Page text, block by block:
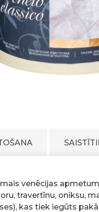
venēcijas
travertīnu, oniksu,
kas tiek iegūts